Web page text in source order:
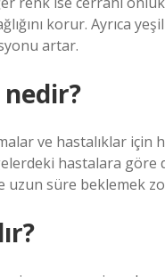
korur. Ayrıca
artar.
ve hastalıklar için
hastalara
uzun süre beklemek